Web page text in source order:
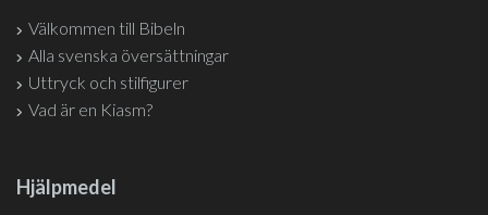
Välkommen till Bibeln
Alla svenska översättningar
Uttryck och stilfigurer
Vad är en Kiasm?
Hjälpmedel